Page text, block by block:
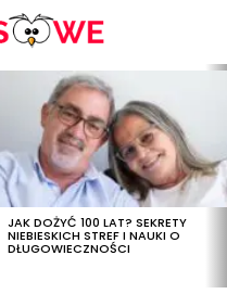
JAK DOŻYĆ 100 LAT? SEKRETY
NIEBIESKICH STREF I NAUKI O
DŁUGOWIECZNOŚCI